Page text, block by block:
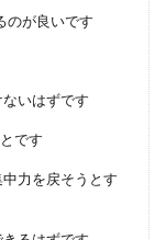
のが良いです
いはずです
です
力を戻そうとす